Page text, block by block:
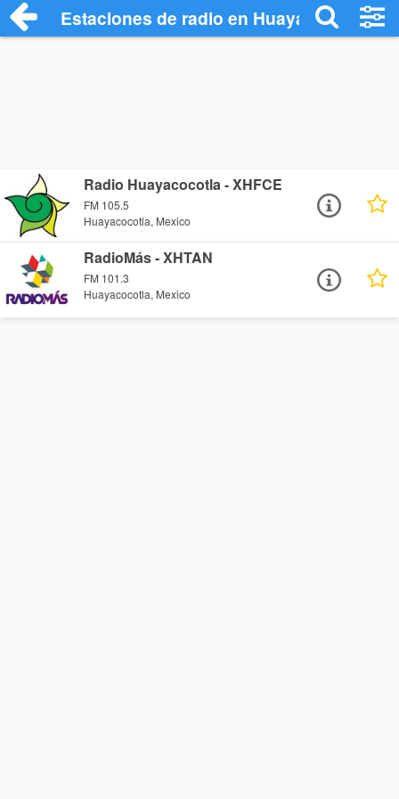
Estaciones de radio en Huayacocotla -
Radio Huayacocotla - XHFCE
FM 105.5
Huayacocotla, Mexico
RadioMás - XHTAN
FM 101.3
Huayacocotla, Mexico